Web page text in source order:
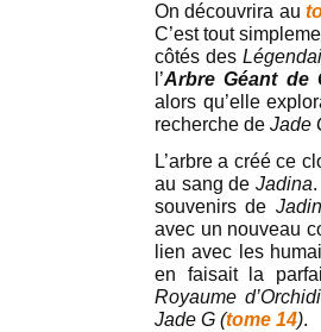
On découvrira au
C’est tout
côtés des
l’Arbre Géant de
alors qu’elle
recherche de Jade
L’arbre a créé ce
au sang de Jadina
souvenirs de
avec un nouveau
lien avec les
en faisait la
Royaume
Jade G (tome 14).